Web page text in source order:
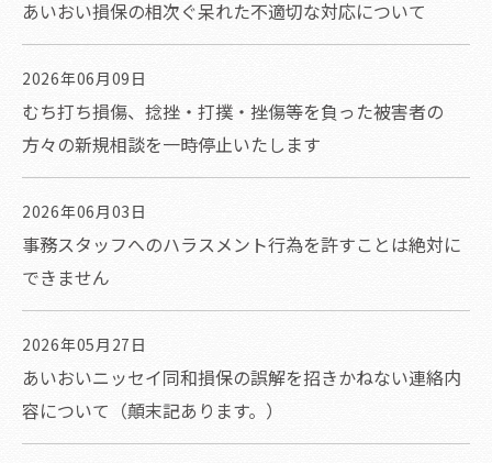
あいおい損保の相次ぐ呆れた不適切な対応について
2026年06月09日
むち打ち損傷、捻挫・打撲・挫傷等を負った被害者の
方々の新規相談を一時停止いたします
2026年06月03日
事務スタッフへのハラスメント行為を許すことは絶対に
できません
2026年05月27日
あいおいニッセイ同和損保の誤解を招きかねない連絡内
容について（顛末記あります。）